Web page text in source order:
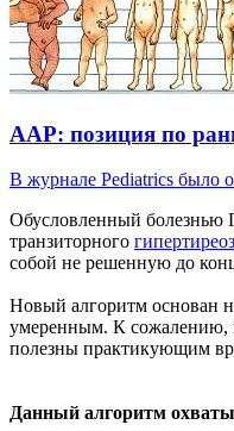
AAP: позиция по
В журнале Pediatrics было
Обусловленный болезнью
транзиторного
собой не решенную до
Новый алгоритм основан
умеренным. К сожалению,
полезны практикующим
Данный алгоритм